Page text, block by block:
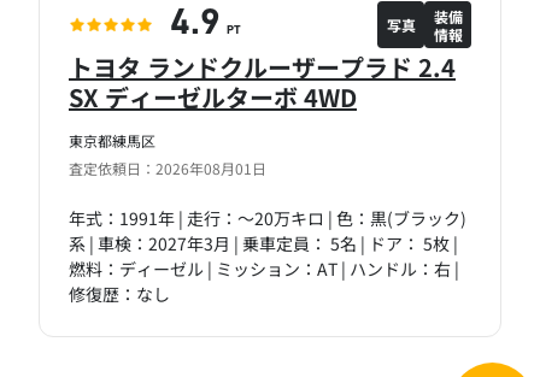
東京都練馬区
査定依頼日：2026年08月01日
トヨタ ランドクルーザープラド 2.4
SX ディーゼルターボ 4WD
年式：1991年 | 走行：～20万キロ | 色：黒(ブラック)
系 | 車検：2027年3月 | 乗車定員： 5名 | ドア： 5枚 |
燃料：ディーゼル | ミッション：AT | ハンドル：右 |
修復歴：なし
4.9 PT 写真
装備
情報